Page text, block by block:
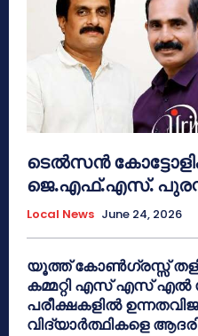
ടെൽസൻ
ജെ.എഫ്.എസ്.
Local News June 24, 2026
യൂത്ത് കോൺഗ്രസ്സ്
കമ്മറ്റി എസ് എസ്
പരീക്ഷകളിൽ
വിദ്യാർത്ഥികളെ